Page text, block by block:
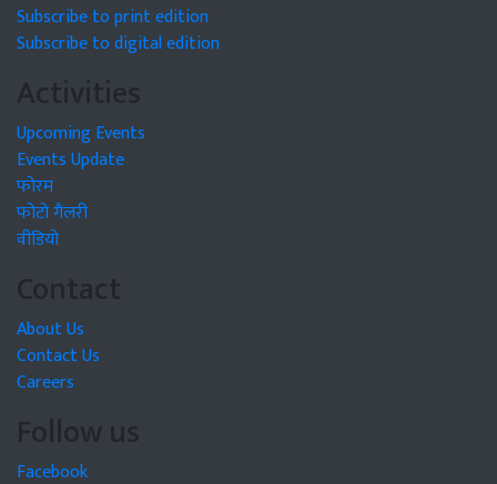
Subscribe to print edition
Subscribe to digital edition
Activities
Upcoming Events
Events Update
फोरम
फोटो गैलरी
वीडियो
Contact
About Us
Contact Us
Careers
Follow us
Facebook